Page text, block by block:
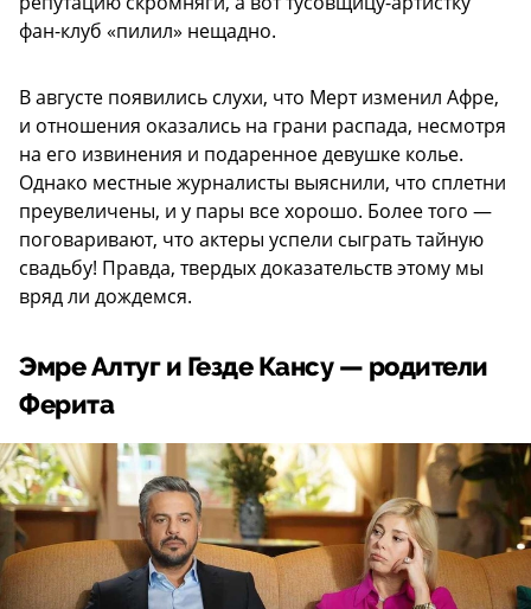
фан-клуб «пилил» нещадно.
В августе появились слухи, что Мерт изменил Афре,
и отношения оказались на грани распада, несмотря
на его извинения и подаренное девушке колье.
Однако местные журналисты выяснили, что сплетни
преувеличены, и у пары все хорошо. Более того —
поговаривают, что актеры успели сыграть тайную
свадьбу! Правда, твердых доказательств этому мы
вряд ли дождемся.
Эмре Алтуг и Гезде Кансу — родители
Ферита